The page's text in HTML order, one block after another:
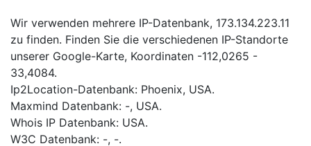
Wir verwenden mehrere IP-Datenbank, 173.134.223.11
zu finden. Finden Sie die verschiedenen IP-Standorte
unserer Google-Karte, Koordinaten -112,0265 -
33,4084.
Ip2Location-Datenbank: Phoenix, USA.
Maxmind Datenbank: -, USA.
Whois IP Datenbank: USA.
W3C Datenbank: -, -.